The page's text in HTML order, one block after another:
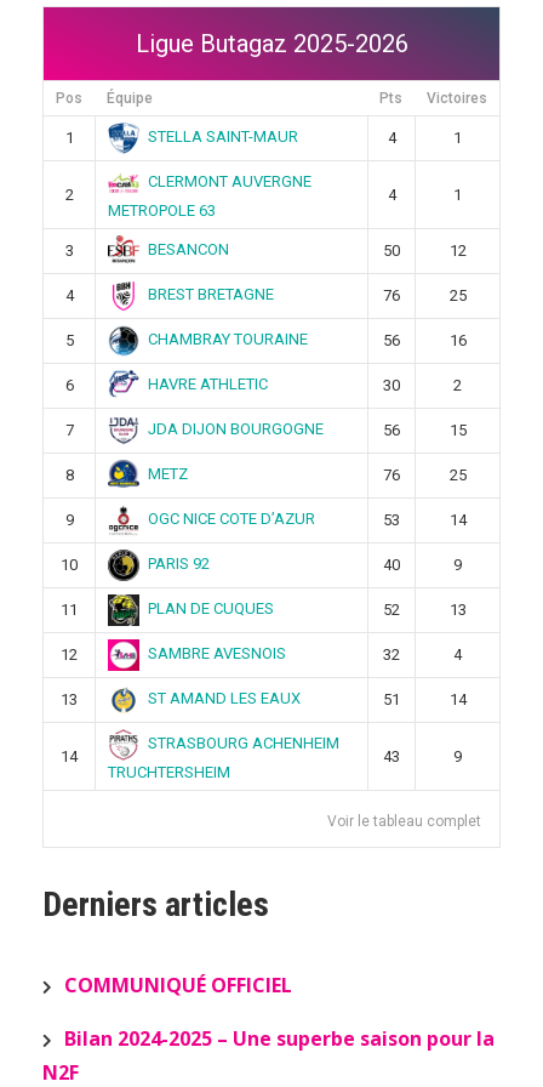
Ligue Butagaz 2025-2026
Pos Équipe Pts Victoires
1 STELLA SAINT-MAUR 4 1
2
CLERMONT AUVERGNE
METROPOLE 63
4 1
3 BESANCON 50 12
4 BREST BRETAGNE 76 25
5 CHAMBRAY TOURAINE 56 16
6 HAVRE ATHLETIC 30 2
7 JDA DIJON BOURGOGNE 56 15
8 METZ 76 25
9 OGC NICE COTE D’AZUR 53 14
10 PARIS 92 40 9
11 PLAN DE CUQUES 52 13
12 SAMBRE AVESNOIS 32 4
13 ST AMAND LES EAUX 51 14
14
STRASBOURG ACHENHEIM
TRUCHTERSHEIM
43 9
Voir le tableau complet
Derniers articles
COMMUNIQUÉ OFFICIEL
Bilan 2024-2025 – Une superbe saison pour la
N2F